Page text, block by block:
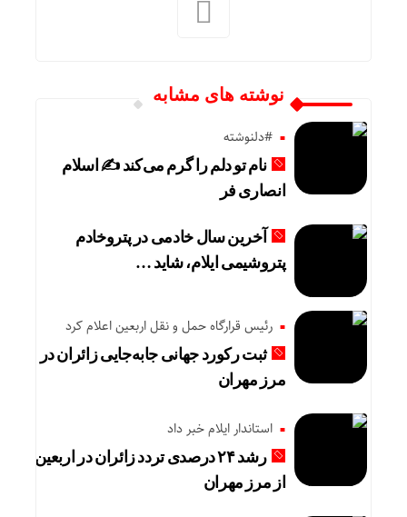
نوشته های مشابه
#دلنوشته
نام تو دلم را گرم می‌کند ✍️ اسلام
انصاری فر
آخرین سال خادمی در پتروخادم
پتروشیمی ایلام، شاید …
رئیس قرارگاه حمل و نقل اربعین اعلام کرد
ثبت رکورد جهانی جابه‌جایی زائران در
مرز مهران
استاندار ایلام خبر داد
رشد ۲۴ درصدی تردد زائران در اربعین
از مرز مهران